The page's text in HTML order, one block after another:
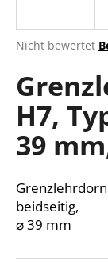
Die
Produktbewertung
ist
0,0
von
5
Sternen.
Nicht bewertet
H7,
39
Grenzlehrdorn
beidseitig,
⌀ 39 mm
W
i
e
m
p
f
e